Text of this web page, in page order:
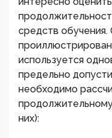
средств
используется
предельно
необходимо
них):